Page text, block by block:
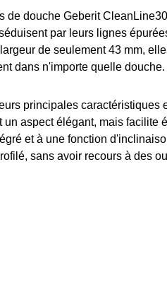
de douche Geberit
par leurs lignes
de seulement 43 mm,
dans n'importe quelle douche.
principales caractéristiques
un aspect élégant, mais facilite
et à une fonction
sans avoir recours à des